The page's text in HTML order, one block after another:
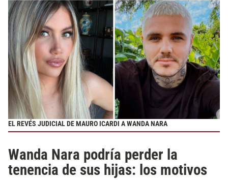
EL REVÉS JUDICIAL DE MAURO ICARDI A WANDA NARA
Wanda Nara podría perder la
tenencia de sus hijas: los motivos